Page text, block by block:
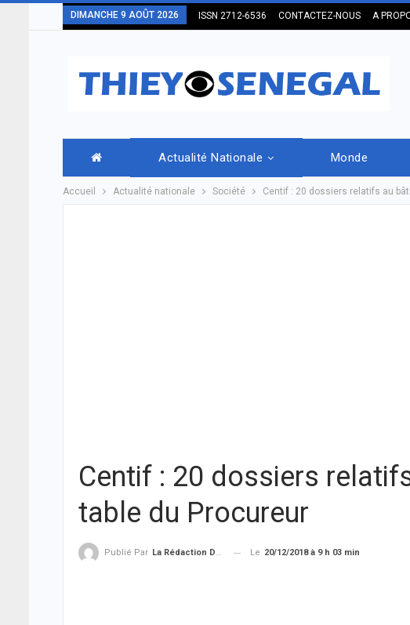
DIMANCHE 9 AOÛT 2026 ISSN 2712-6536 CONTACTEZ-NOUS A
Actualité Nationale Monde
Accueil Actualité nationale Société Centif : 20 dossiers relatifs au
Centif : 20 dossiers
table du Procureur
Publié Par La Rédaction De THIEYSENEGAL.com Le 20/12/2018 à 9 h 03 min